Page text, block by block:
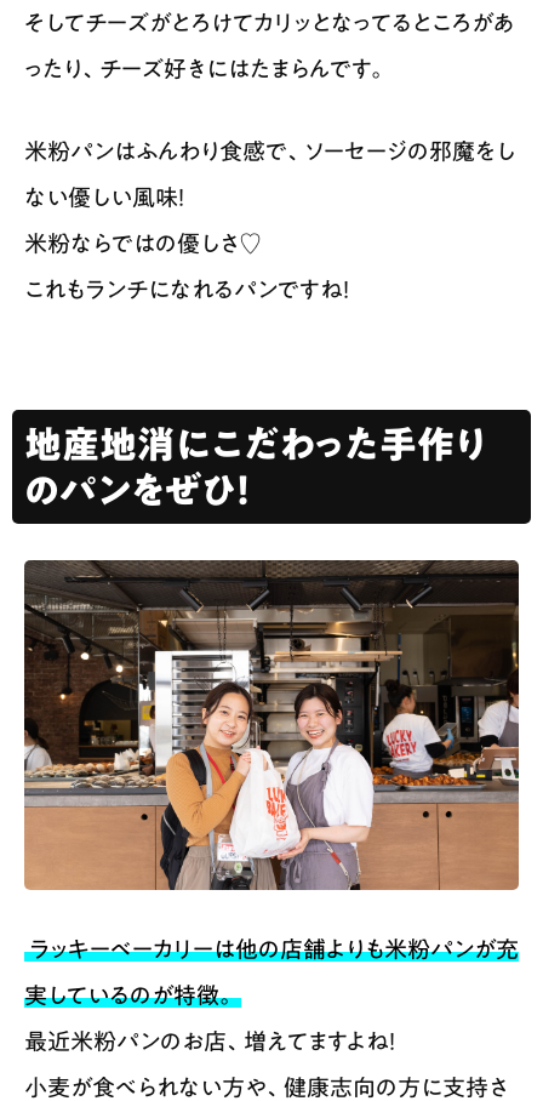
そしてチーズがとろけてカリッとなってるところがあ
ったり、チーズ好きにはたまらんです。
米粉パンはふんわり食感で、ソーセージの邪魔をし
ない優しい風味！
米粉ならではの優しさ♡
これもランチになれるパンですね！
地産地消にこだわった手作り
のパンをぜひ！
ラッキーベーカリーは他の店舗よりも米粉パンが充
実しているのが特徴。
最近米粉パンのお店、増えてますよね！
小麦が食べられない方や、健康志向の方に支持さ